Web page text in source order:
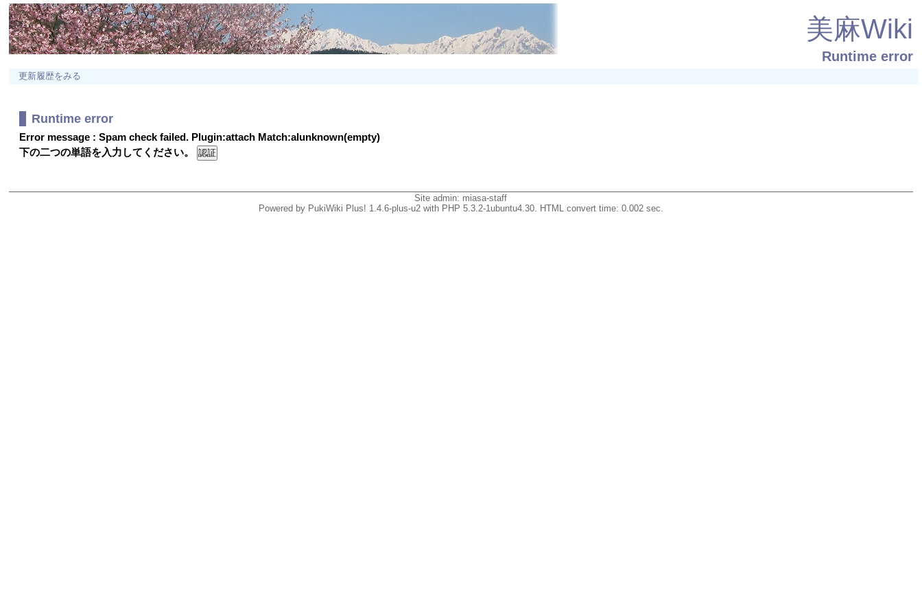
美麻Wiki
Runtime error
更新履歴をみる
Runtime error
Error message : Spam check failed. Plugin:attach Match:alunknown(empty)
下の二つの単語を入力してください。
Site admin: miasa-staff
Powered by PukiWiki Plus! 1.4.6-plus-u2 with PHP 5.3.2-1ubuntu4.30. HTML convert time: 0.002 sec.